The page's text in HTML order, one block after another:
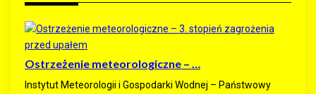
Ostrzeżenie meteorologiczne – …
Instytut Meteorologii i Gospodarki Wodnej – Państwowy